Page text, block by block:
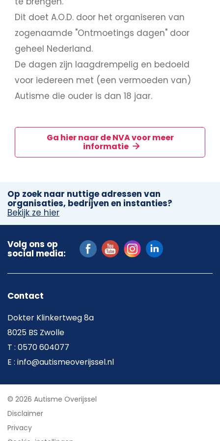
Dit doet A.O.D. door het organiseren van
zogenaamde "Ontmoetings dagen" door
geheel Nederland.
De dagen zijn laagdrempelig en bedoeld
voor iedereen met (een vermoeden van)
Autisme die ouder is dan 18 jaar.
Ga hier naar de NVA voor meer
informatie
Op zoek naar nuttige adressen van
organisaties, bedrijven en instanties?
Bekijk ze hier
Volg ons op
social media:
Contact
Dokter Klinkertweg 8a
8025 BS Zwolle
T : 0570 604077
E : info@autismeoverijssel.nl
© 2026 Autisme Overijssel
Disclaimer
Privacy